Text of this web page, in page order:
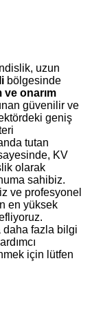
uzun
bölgesinde
ve onarım
güvenilir ve
geniş
tutan
KV
olarak
sahibiz.
ve profesyonel
en yüksek
daha fazla bilgi
için lütfen